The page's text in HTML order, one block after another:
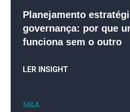
Planejamento
governança: por que
funciona sem o outro
LER INSIGHT
M&A